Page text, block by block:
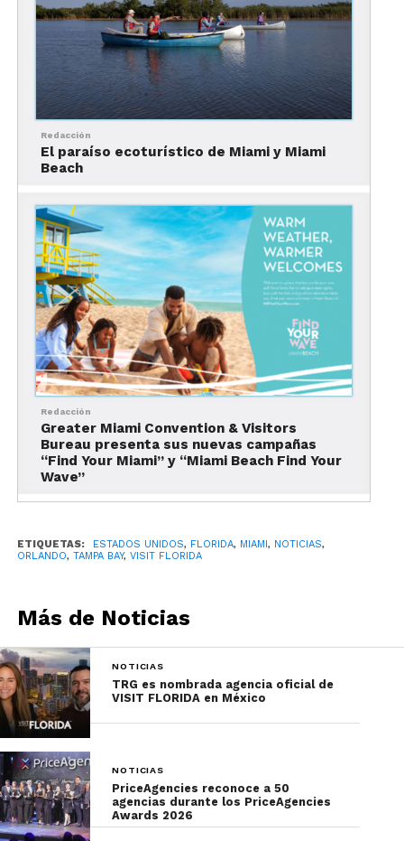
VISIT FLORIDA dijo: “El turismo es el principal
impulsor económico de Florida y VISIT FLORIDA
se compromete a salvaguardar nuestra industria.
Nuestros programas de marketing ayudarán a
proteger la marca turística de Florida y
demostrarán a los visitantes que Florida ofrece
infinitas opciones de vacaciones. Agradecemos el
liderazgo y el apoyo del gobernador DeSantis al
lanzar esta nueva e innovadora campaña e invitar
a visitantes de todo el mundo a nuestro gran
estado”.
VISIT FLORIDA quiere que el mensaje llegue al
público de que “el sol brilla en Florida” y que
reservar un viaje ahora es tan buen momento
como siempre. Para obtener más información
sobre los diversos destinos de Florida y cómo
apoyar los esfuerzos turísticos en el estado, haga
clic enVISITA FLORIDA.com.
Redacción
El paraíso ecoturístico de Miami y Miami
Beach
Redacción
Greater Miami Convention & Visitors
Bureau presenta sus nuevas campañas
“Find Your Miami” y “Miami Beach Find Your
Wave”
ETIQUETAS: ESTADOS UNIDOS, FLORIDA, MIAMI, NOTICIAS,
ORLANDO, TAMPA BAY, VISIT FLORIDA
Más de Noticias
NOTICIAS
TRG es nombrada agencia oficial de
VISIT FLORIDA en México
NOTICIAS
PriceAgencies reconoce a 50
agencias durante los PriceAgencies
Awards 2026